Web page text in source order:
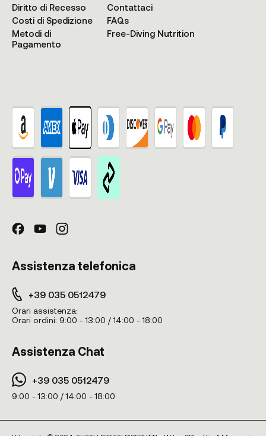
Diritto di Recesso
Costi di Spedizione
Metodi di
Pagamento
Contattaci
FAQs
Free-Diving Nutrition
Assistenza telefonica
+39 035 0512479
Orari assistenza:
Orari ordini: 9:00 - 13:00 / 14:00 - 18:00
Assistenza Chat
+39 035 0512479
9:00 - 13:00 / 14:00 - 18:00